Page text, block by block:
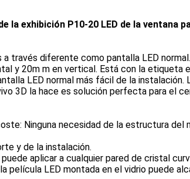
la exhibición P10-20 LED de la ventana
través diferente como pantalla LED
y 20m m en vertical. Está con la etiqueta
LED normal más fácil de la instalación.
3D la hace es solución perfecta para el
Ninguna necesidad de la estructura del
y de la instalación.
aplicar a cualquier pared de cristal
película LED montada en el vidrio puede